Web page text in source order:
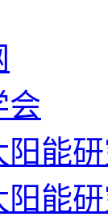
会
阳能
阳能